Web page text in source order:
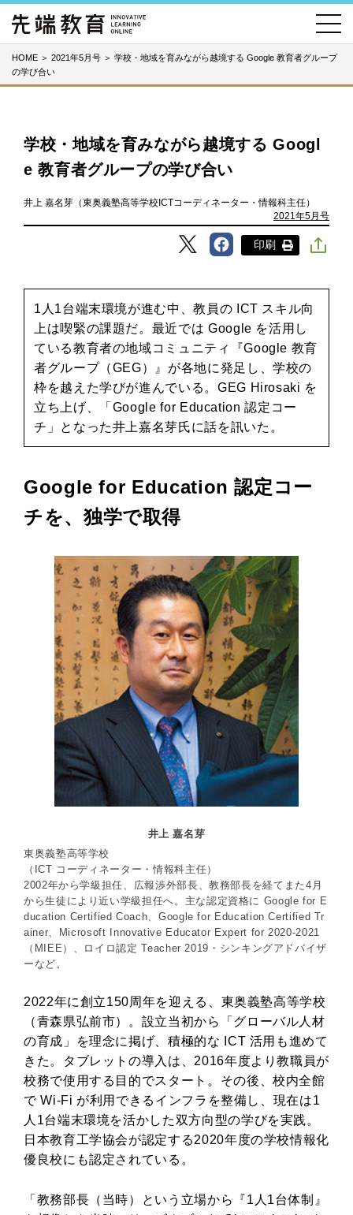
HOME ＞ 2021年5月号 ＞ 学校・地域を育みながら越境する Google 教育者グループ
の学び合い
学校・地域を育みながら越境する Googl
e 教育者グループの学び合い
井上 嘉名芽（東奥義塾高等学校ICTコーディネーター・情報科主任）
2021年5月号
印刷
1人1台端末環境が進む中、教員の ICT スキル向
上は喫緊の課題だ。最近では Google を活用し
ている教育者の地域コミュニティ『Google 教育
者グループ（GEG）』が各地に発足し、学校の
枠を越えた学びが進んでいる。GEG Hirosaki を
立ち上げ、「Google for Education 認定コー
チ」となった井上嘉名芽氏に話を訊いた。
Google for Education 認定コー
チを、独学で取得
井上 嘉名芽
東奥義塾高等学校
（ICT コーディネーター・情報科主任）
2002年から学級担任、広報渉外部長、教務部長を経てまた4月
から生徒により近い学級担任へ。主な認定資格に Google for E
ducation Certified Coach、Google for Education Certified Tr
ainer、Microsoft Innovative Educator Expert for 2020-2021
（MIEE）、ロイロ認定 Teacher 2019・シンキングアドバイザ
ーなど。
2022年に創立150周年を迎える、東奥義塾高等学校
（青森県弘前市）。設立当初から「グローバル人材
の育成」を理念に掲げ、積極的な ICT 活用も進めて
きた。タブレットの導入は、2016年度より教職員が
校務で使用する目的でスタート。その後、校内全館
で Wi-Fi が利用できるインフラを整備し、現在は1
人1台端末環境を活かした双方向型の学びを実践。
日本教育工学協会が認定する2020年度の学校情報化
優良校にも認定されている。
「教務部長（当時）という立場から『1人1台体制』